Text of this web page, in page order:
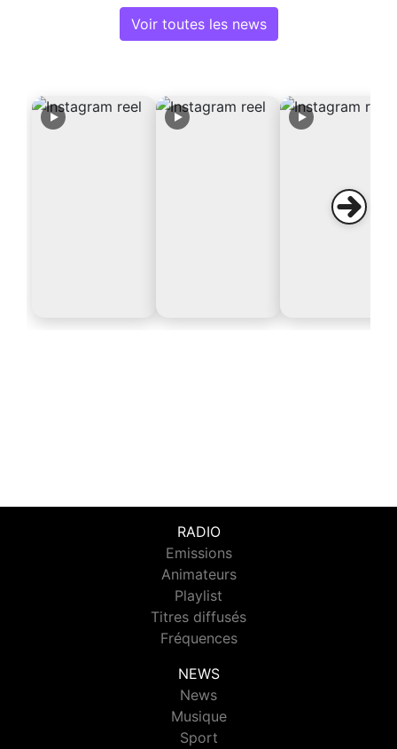
Voir toutes les news
RADIO
Emissions
Animateurs
Playlist
Titres diffusés
Fréquences
NEWS
News
Musique
Sport